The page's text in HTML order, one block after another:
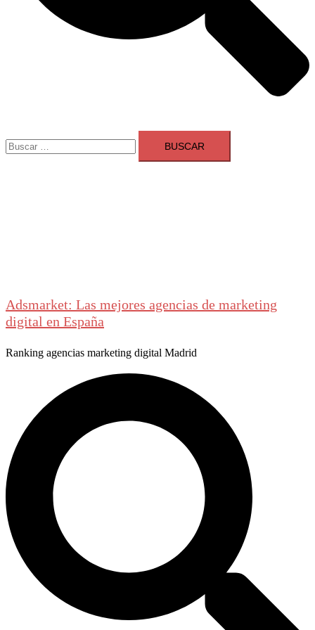
Buscar:
Adsmarket: Las mejores agencias de marketing
digital en España
Ranking agencias marketing digital Madrid